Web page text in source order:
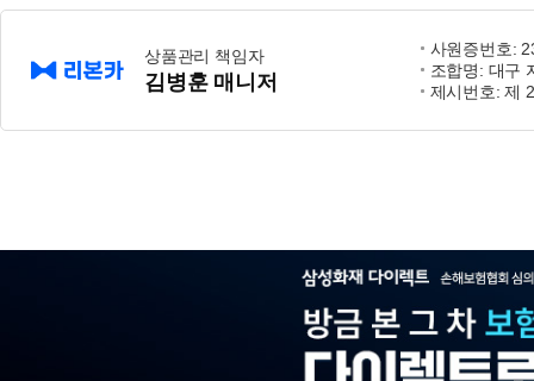
상품관리 책임자
김병훈 매니저
사원증번호:
조합명: 대구
제시번호: 제